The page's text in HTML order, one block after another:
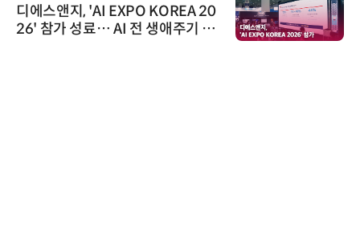
디에스앤지, 'AI EXPO KOREA 20
26' 참가 성료… AI 전 생애주기 아